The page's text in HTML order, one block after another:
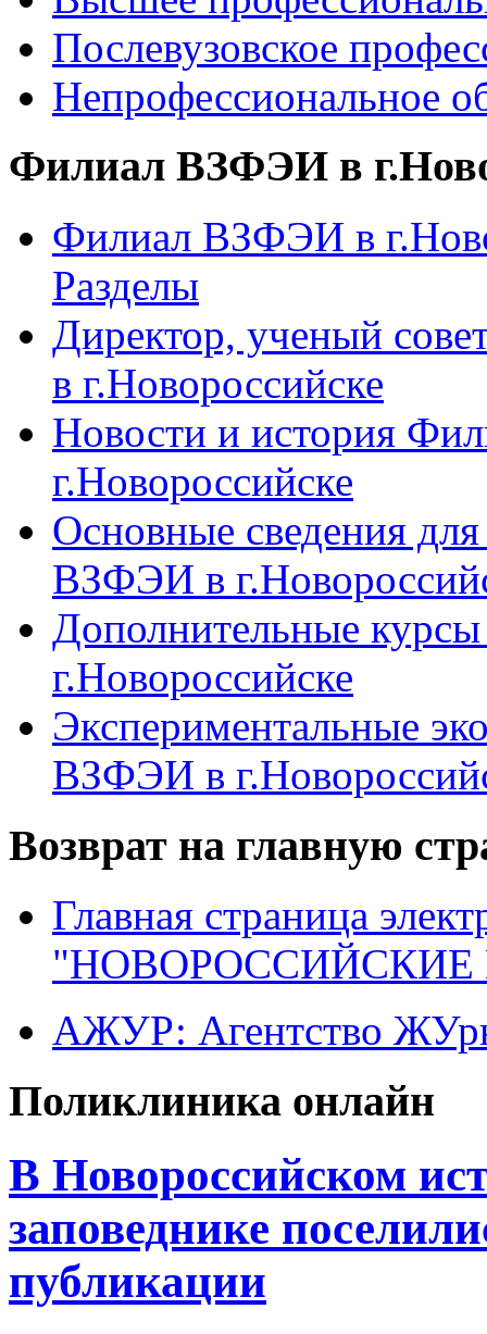
Послевузовское
Непрофессиональное
Филиал ВЗФЭИ в
Филиал ВЗФЭИ в
Разделы
Директор, ученый
в г.Новороссийске
Новости и история
г.Новороссийске
Основные сведения
ВЗФЭИ в
Дополнительные
г.Новороссийске
Экспериментальные
ВЗФЭИ в
Возврат на главную
Главная страница
"НОВОРОССИЙСКИЕ
АЖУР: Агентство
Поликлиника онлайн
В Новороссийском
заповеднике
публикации